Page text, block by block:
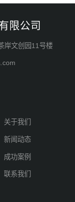
限公司
岸文创园11号楼
关于我们
新闻动态
成功案例
联系我们